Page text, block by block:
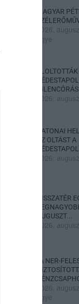
MAGYAR
2026.
ügye
2026.
KATONAI
AZ OLTÁST A
2026.
VISSZATÉR
AUGUSZT...
2026.
„A NER-
2026.
ügye